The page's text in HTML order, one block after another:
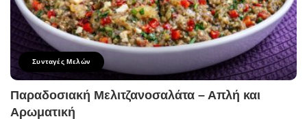
Συνταγές Μελών
Παραδοσιακή Μελιτζανοσαλάτα – Απλή και
Αρωματική